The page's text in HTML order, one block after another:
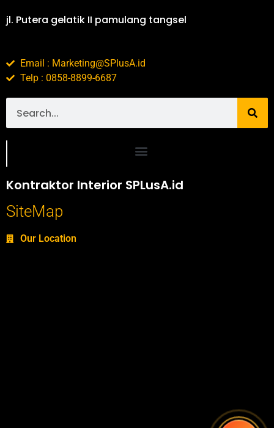
jl. Putera gelatik II pamulang tangsel
Email : Marketing@SPlusA.id
Telp : 0858-8899-6687
Kontraktor Interior SPLusA.id
SiteMap
Our Location